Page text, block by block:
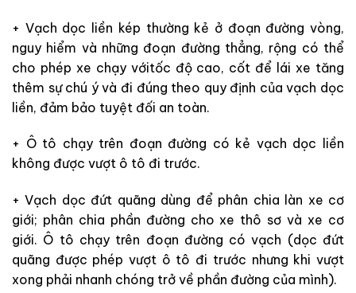
+ Vạch dọc liền kép thường kẻ ở đoạn đường vòng,
nguy hiểm và những đoạn đường thẳng, rộng có thể
cho phép xe chạy vớitốc độ cao, cốt để lái xe tăng
thêm sự chú ý và đi đúng theo quy định của vạch dọc
liền, đảm bảo tuyệt đối an toàn.
+ Ô tô chạy trên đoạn đường có kẻ vạch dọc liền
không được vượt ô tô đi trước.
+ Vạch dọc đứt quãng dùng để phân chia làn xe cơ
giới; phân chia phần đường cho xe thô sơ và xe cơ
giới. Ô tô chạy trên đoạn đường có vạch (dọc đứt
quãng được phép vượt ô tô đi trước nhưng khi vượt
xong phải nhanh chóng trở về phần đường của mình).